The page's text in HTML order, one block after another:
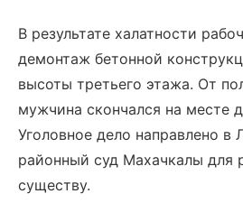
В результате халатности
демонтаж бетонной
высоты третьего этажа. От
мужчина скончался на месте
Уголовное дело направлено в
районный суд Махачкалы для
существу.